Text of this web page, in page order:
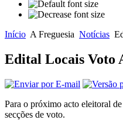
Início A Freguesia Notícias
Edital Locais Voto
Para o próximo acto eleitoral
secções de voto.